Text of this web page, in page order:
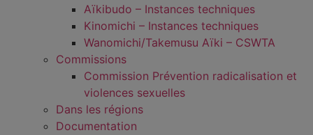
Aïkibudo – Instances techniques
Kinomichi – Instances techniques
Wanomichi/Takemusu Aïki – CSWTA
Commissions
Commission Prévention radicalisation et
violences sexuelles
Dans les régions
Documentation